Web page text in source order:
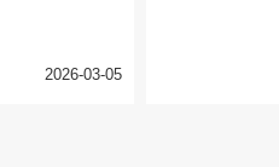
2026-03-05